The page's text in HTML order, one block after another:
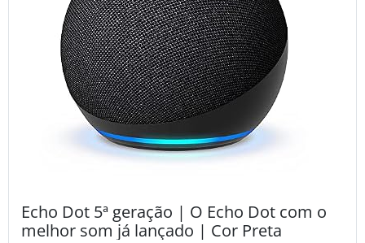
Echo Dot 5ª geração | O Echo Dot com o
melhor som já lançado | Cor Preta